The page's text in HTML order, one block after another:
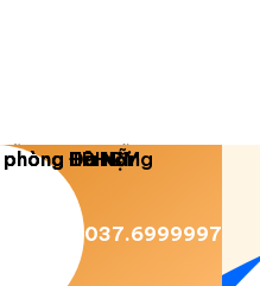
Luật Dương Gia